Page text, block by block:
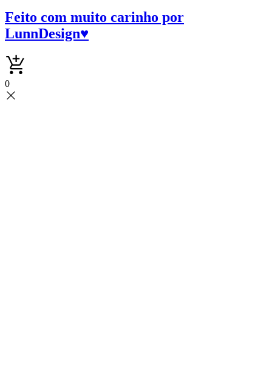
Feito com muito carinho por
LunnDesign♥
0